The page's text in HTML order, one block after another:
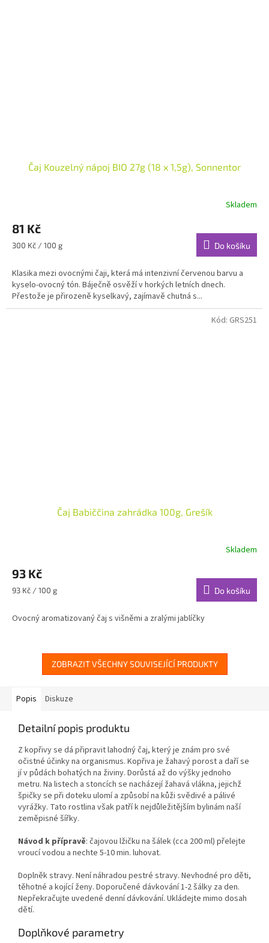
Čaj Kouzelný nápoj BIO 27g (18 x 1,5g), Sonnentor
Skladem
81 Kč
Měrná
300 Kč / 100 g Do košíku
Klasika mezi ovocnými čaji, která má intenzivní červenou barvu a
kyselo-ovocný tón. Báječně osvěží v horkých letních dnech.
Přestože je přirozeně kyselkavý, zajímavě chutná s...
Čaj Babiččina zahrádka 100g, Grešík
Skladem
93 Kč
Měrná
93 Kč / 100 g Do košíku
Ovocný aromatizovaný čaj s višněmi a zralými jablíčky
Kód: GRS251
ZOBRAZIT VŠECHNY SOUVISEJÍCÍ PRODUKTY
Popis Diskuze
Detailní popis produktu
Z kopřivy se dá připravit lahodný čaj, který je znám pro své
očistné účinky na organismus. Kopřiva je žahavý porost a daří se
jí v půdách bohatých na živiny. Dorůstá až do výšky jednoho
metru. Na listech a stoncích se nacházejí žahavá vlákna, jejichž
špičky se při doteku ulomí a způsobí na kůži svědivé a pálivé
vyrážky. Tato rostlina však patří k nejdůležitějším bylinám naší
zeměpisné šířky.
Návod k přípravě: čajovou lžičku na šálek (cca 200 ml) přelejte
vroucí vodou a nechte 5-10 min. luhovat.
Doplněk stravy. Není náhradou pestré stravy. Nevhodné pro děti,
těhotné a kojící ženy. Doporučené dávkování 1-2 šálky za den.
Nepřekračujte uvedené denní dávkování. Ukládejte mimo dosah
dětí.
Doplňkové parametry